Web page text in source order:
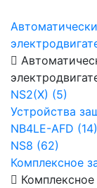
NS2(X) (5)
Устройства
NB4LE-AFD (14)
NS8 (62)
Комплексное